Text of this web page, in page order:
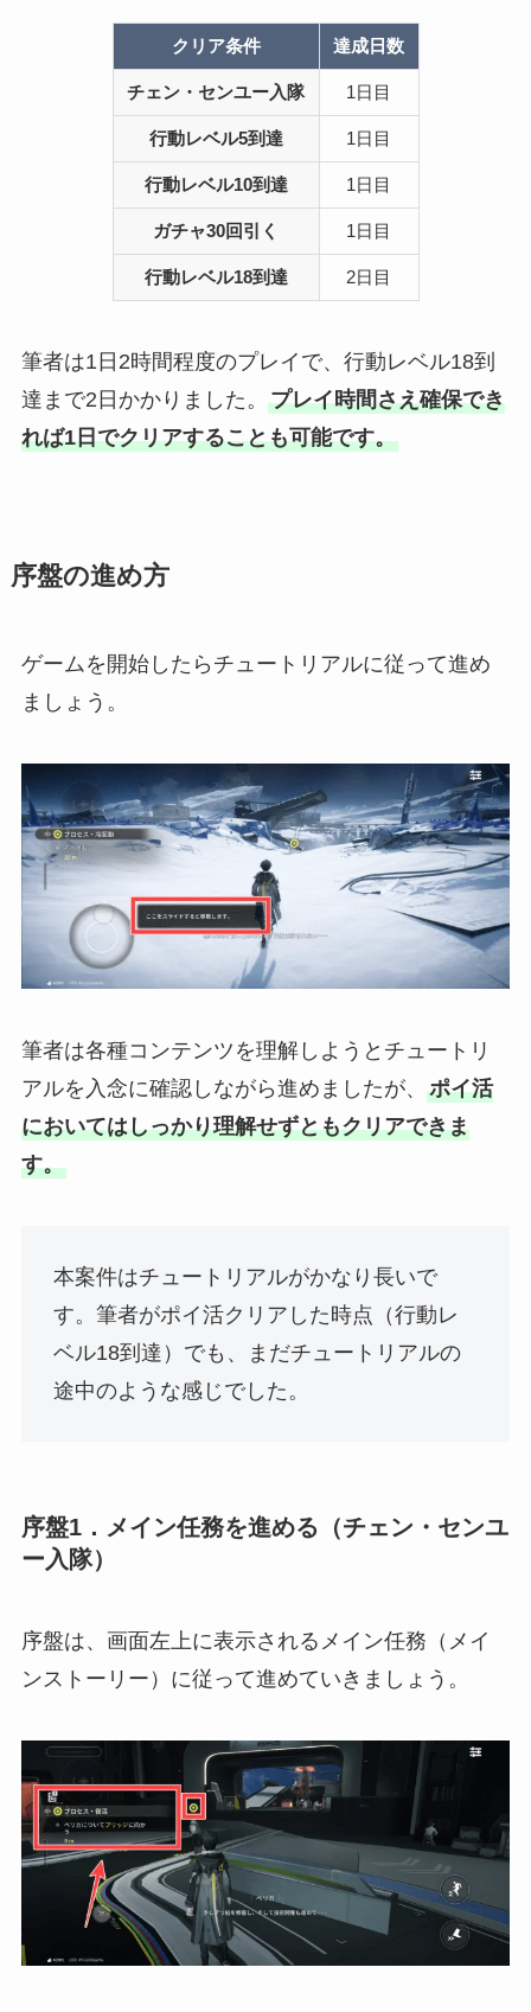
クリア条件 達成日数
チェン・センユー入隊 1日目
行動レベル5到達 1日目
行動レベル10到達 1日目
ガチャ30回引く 1日目
行動レベル18到達 2日目
筆者は1日2時間程度のプレイで、行動レベル18到
達まで2日かかりました。 プレイ時間さえ確保でき
れば1日でクリアすることも可能です。
序盤の進め方
ゲームを開始したらチュートリアルに従って進め
ましょう。
筆者は各種コンテンツを理解しようとチュートリ
アルを入念に確認しながら進めましたが、 ポイ活
においてはしっかり理解せずともクリアできま
す。
本案件はチュートリアルがかなり長いで
す。筆者がポイ活クリアした時点（行動レ
ベル18到達）でも、まだチュートリアルの
途中のような感じでした。
序盤1．メイン任務を進める（チェン・センユ
ー入隊）
序盤は、画面左上に表示されるメイン任務（メイ
ンストーリー）に従って進めていきましょう。